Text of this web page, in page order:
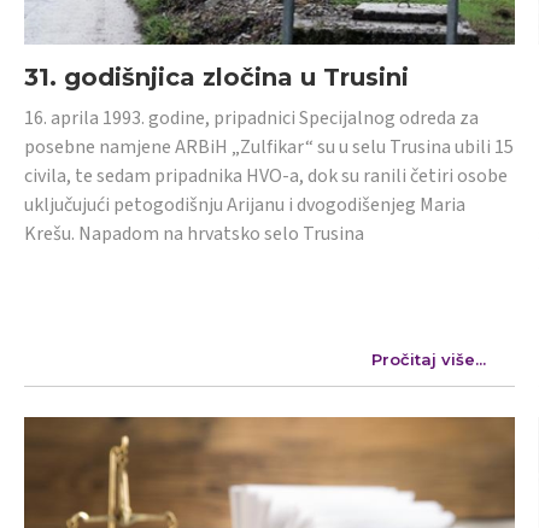
31. godišnjica zločina u Trusini
16. aprila 1993. godine, pripadnici Specijalnog odreda za
posebne namjene ARBiH „Zulfikar“ su u selu Trusina ubili 15
civila, te sedam pripadnika HVO-a, dok su ranili četiri osobe
uključujući petogodišnju Arijanu i dvogodišenjeg Maria
Krešu. Napadom na hrvatsko selo Trusina
Pročitaj više...